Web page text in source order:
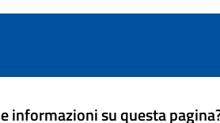
informazioni su questa